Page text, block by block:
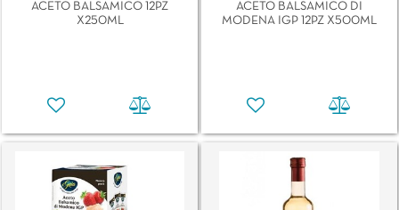
ACETO BALSAMICO 12PZ
X250ML
ACETO BALSAMICO DI
MODENA IGP 12PZ X500ML